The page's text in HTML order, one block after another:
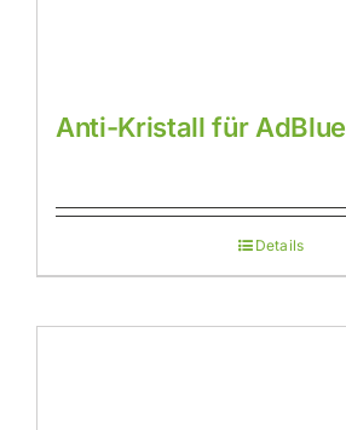
Anti-Kristall für AdBlue
Details